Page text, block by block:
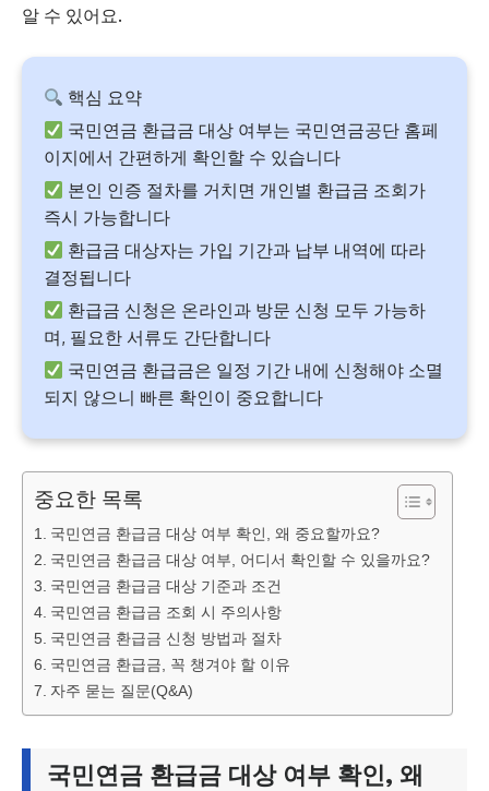
알 수 있어요.
핵심 요약
국민연금 환급금 대상 여부는 국민연금공단 홈페
이지에서 간편하게 확인할 수 있습니다
본인 인증 절차를 거치면 개인별 환급금 조회가
즉시 가능합니다
환급금 대상자는 가입 기간과 납부 내역에 따라
결정됩니다
환급금 신청은 온라인과 방문 신청 모두 가능하
며, 필요한 서류도 간단합니다
국민연금 환급금은 일정 기간 내에 신청해야 소멸
되지 않으니 빠른 확인이 중요합니다
중요한 목록
국민연금 환급금 대상 여부 확인, 왜 중요할까요?
국민연금 환급금 대상 여부, 어디서 확인할 수 있을까요?
국민연금 환급금 대상 기준과 조건
국민연금 환급금 조회 시 주의사항
국민연금 환급금 신청 방법과 절차
국민연금 환급금, 꼭 챙겨야 할 이유
자주 묻는 질문(Q&A)
국민연금 환급금 대상 여부 확인, 왜